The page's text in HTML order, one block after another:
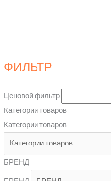
ФИЛЬТР
Ценовой фильтр
Категории товаров
Категории товаров
БРЕНД